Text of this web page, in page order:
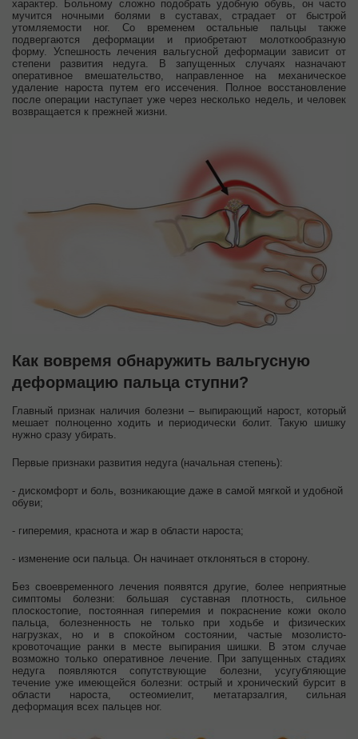
характер. Больному сложно подобрать удобную обувь, он часто
мучится ночными болями в суставах, страдает от быстрой
утомляемости ног. Со временем остальные пальцы также
подвергаются деформации и приобретают молоткообразную
форму. Успешность лечения вальгусной деформации зависит от
степени развития недуга. В запущенных случаях назначают
оперативное вмешательство, направленное на механическое
удаление нароста путем его иссечения. Полное восстановление
после операции наступает уже через несколько недель, и человек
возвращается к прежней жизни.
Как вовремя обнаружить вальгусную
деформацию пальца ступни?
Главный признак наличия болезни – выпирающий нарост, который
мешает полноценно ходить и периодически болит. Такую шишку
нужно сразу убирать.
Первые признаки развития недуга (начальная степень):
- дискомфорт и боль, возникающие даже в самой мягкой и удобной
обуви;
- гиперемия, краснота и жар в области нароста;
- изменение оси пальца. Он начинает отклоняться в сторону.
Без своевременного лечения появятся другие, более неприятные
симптомы болезни: большая суставная плотность, сильное
плоскостопие, постоянная гиперемия и покраснение кожи около
пальца, болезненность не только при ходьбе и физических
нагрузках, но и в спокойном состоянии, частые мозолисто-
кровоточащие ранки в месте выпирания шишки. В этом случае
возможно только оперативное лечение. При запущенных стадиях
недуга появляются сопутствующие болезни, усугубляющие
течение уже имеющейся болезни: острый и хронический бурсит в
области нароста, остеомиелит, метатарзалгия, сильная
деформация всех пальцев ног.